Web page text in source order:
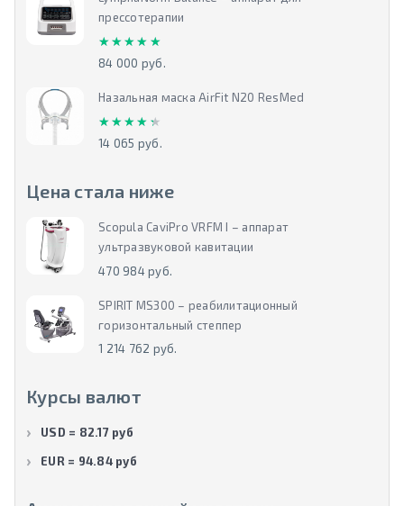
прессотерапии
★★★★★
★★★★★
84 000 руб.
Назальная маска AirFit N20 ResMed
★★★★★
★★★★★
14 065 руб.
Цена стала ниже
Scopula CaviPro VRFM I – аппарат
ультразвуковой кавитации
470 984 руб.
SPIRIT MS300 – реабилитационный
горизонтальный степпер
1 214 762 руб.
Курсы валют
USD = 82.17 руб
EUR = 94.84 руб